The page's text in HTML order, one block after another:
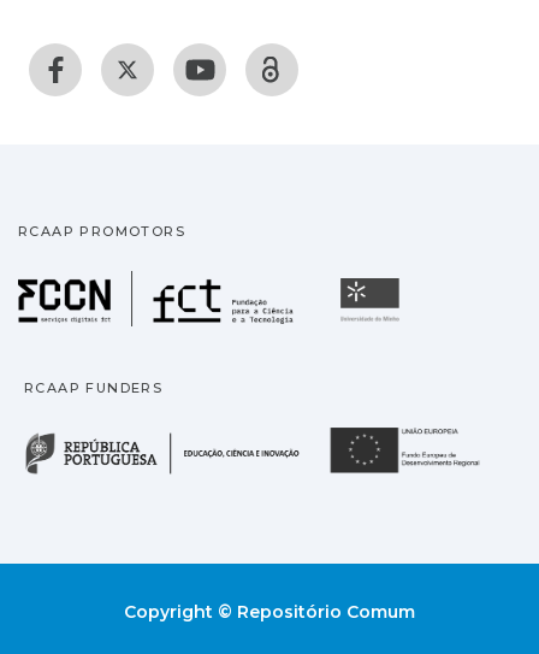
RCAAP PROMOTORS
Fundação para a
RCAAP FUNDERS
República Portuguesa
Copyright © Repositório Comum